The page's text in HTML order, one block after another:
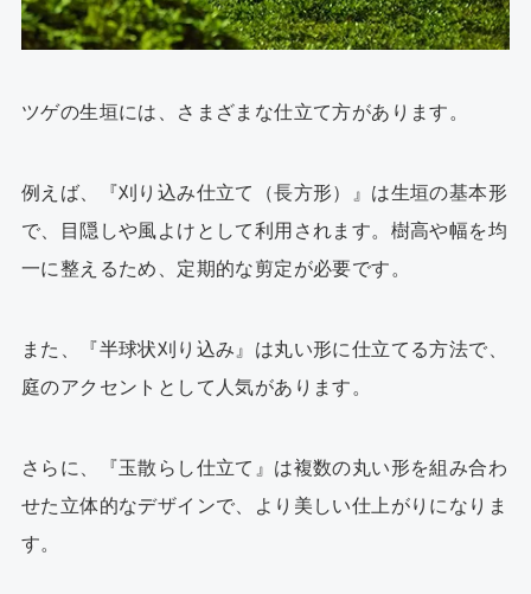
ツゲの生垣には、さまざまな仕立て方があります。
例えば、『刈り込み仕立て（長方形）』は生垣の基本形
で、目隠しや風よけとして利用されます。樹高や幅を均
一に整えるため、定期的な剪定が必要です。
また、『半球状刈り込み』は丸い形に仕立てる方法で、
庭のアクセントとして人気があります。
さらに、『玉散らし仕立て』は複数の丸い形を組み合わ
せた立体的なデザインで、より美しい仕上がりになりま
す。